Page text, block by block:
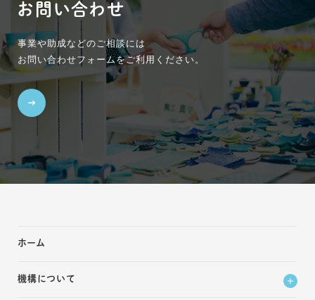
お問い合わせ
事業や助成などのご相談には
お問い合わせフォームをご利用ください。
ホーム
機構について